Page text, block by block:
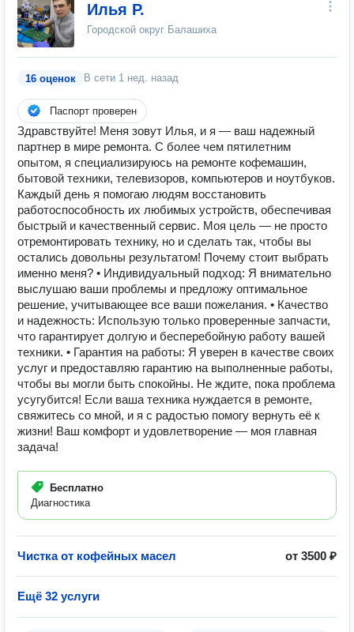
Илья Р.
Городской округ Балашиха
16 оценок В сети 1 нед. назад
Паспорт проверен
Здравствуйте! Меня зовут Илья, и я — ваш надежный
партнер в мире ремонта. С более чем пятилетним
опытом, я специализируюсь на ремонте кофемашин,
бытовой техники, телевизоров, компьютеров и ноутбуков.
Каждый день я помогаю людям восстановить
работоспособность их любимых устройств, обеспечивая
быстрый и качественный сервис. Моя цель — не просто
отремонтировать технику, но и сделать так, чтобы вы
остались довольны результатом! Почему стоит выбрать
именно меня? • Индивидуальный подход: Я внимательно
выслушаю ваши проблемы и предложу оптимальное
решение, учитывающее все ваши пожелания. • Качество
и надежность: Использую только проверенные запчасти,
что гарантирует долгую и бесперебойную работу вашей
техники. • Гарантия на работы: Я уверен в качестве своих
услуг и предоставляю гарантию на выполненные работы,
чтобы вы могли быть спокойны. Не ждите, пока проблема
усугубится! Если ваша техника нуждается в ремонте,
свяжитесь со мной, и я с радостью помогу вернуть её к
жизни! Ваш комфорт и удовлетворение — моя главная
задача!
Бесплатно
Диагностика
Чистка от кофейных масел от 3500 ₽
Ещё 32 услуги